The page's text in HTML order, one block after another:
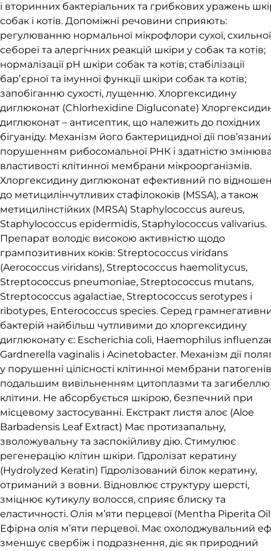
і вторинних бактеріальних та грибкових уражень
собак і котів. Допоміжні речовини сприяють:
регулюванню нормальної мікрофлори сухої,
себореї та алергічних реакцій шкіри у собак та котів;
нормалізації pH шкіри собак та котів; стабілізації
барʼєрної та імунної функції шкіри собак та котів;
запобіганню сухості, лущенню. Хлоргексидину
диглюконат (Chlorhexidine Digluconate)
диглюконат – антисептик, що належить до похідних
бігуаніду. Механізм його бактерицидної дії
порушенням рибосомальної РНК і здатністю
властивості клітинної мембрани мікроорганізмів.
Хлоргексидину диглюконат ефективний по
до метицилінчутливих стафілококів (MSSA), а також
метицилінстійких (MRSA) Staphylococcus aureus,
Staphylococcus epidermidis, Staphylococcus valivarius.
Препарат володіє високою активністю щодо
грампозитивних коків: Streptococcus viridans
(Aerococcus viridans), Streptococcus haemolitycus,
Streptococcus pneumoniae, Streptococcus mutans,
Streptococcus agalactiae, Streptococcus serotypes і
ribotypes, Enterococcus species. Серед
бактерій найбільш чутливими до хлоргексидину
диглюконату є: Escherichia coli, Haemophilus
Gardnerella vaginalis і Acinetobacter. Механізм дії
у порушенні цілісності клітинної мембрани
подальшим вивільненням цитоплазми та загибеллю
клітини. Не абсорбується шкірою, безпечний при
місцевому застосуванні. Екстракт листя алоє (Aloe
Barbadensis Leaf Extract) Має протизапальну,
зволожувальну та заспокійливу дію. Стимулює
регенерацію клітин шкіри. Гідролізат кератину
(Hydrolyzed Keratin) Гідролізований білок кератину,
отриманий з вовни. Відновлює структуру шерсті,
зміцнює кутикулу волосся, сприяє блиску та
еластичності. Олія м’яти перцевої (Mentha Piperita
Ефірна олія м’яти перцевої. Має охолоджувальний
зменшує свербіж і подразнення, діє як природний